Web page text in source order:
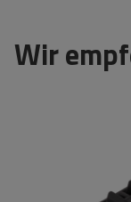
Wir